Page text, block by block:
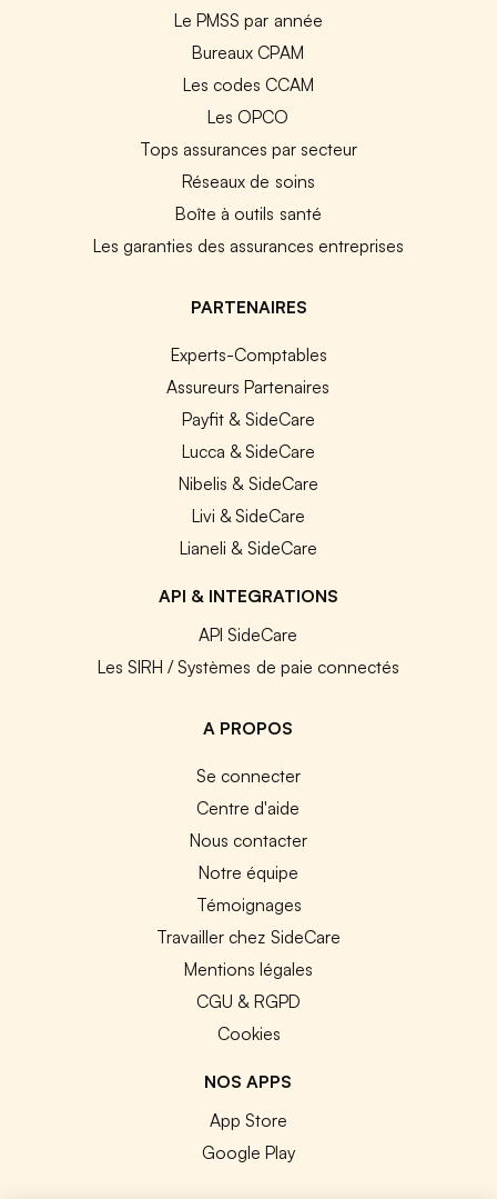
Le PMSS par année
Bureaux CPAM
Les codes CCAM
Les OPCO
Tops assurances par secteur
Réseaux de soins
Boîte à outils santé
Les garanties des assurances entreprises
PARTENAIRES
Experts-Comptables
Assureurs Partenaires
Payfit & SideCare
Lucca & SideCare
Nibelis & SideCare
Livi & SideCare
Lianeli & SideCare
API & INTEGRATIONS
API SideCare
Les SIRH / Systèmes de paie connectés
A PROPOS
Se connecter
Centre d'aide
Nous contacter
Notre équipe
Témoignages
Travailler chez SideCare
Mentions légales
CGU & RGPD
Cookies
NOS APPS
App Store
Google Play